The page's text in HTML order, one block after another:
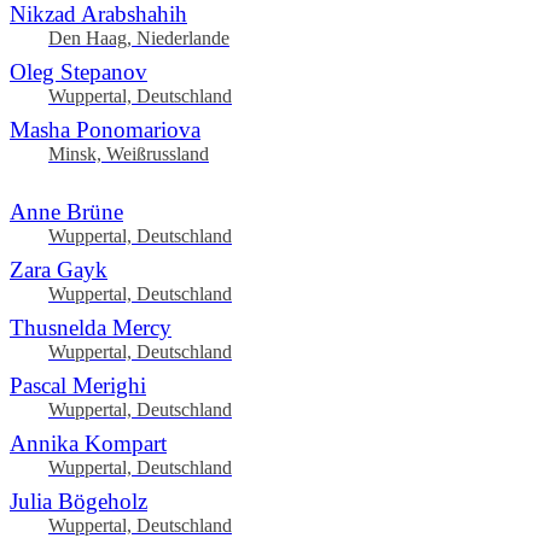
Nikzad Arabshahih
Den Haag, Niederlande
Oleg Stepanov
Wuppertal, Deutschland
Masha Ponomariova
Minsk, Weißrussland
Anne Brüne
Wuppertal, Deutschland
Zara Gayk
Wuppertal, Deutschland
Thusnelda Mercy
Wuppertal, Deutschland
Pascal Merighi
Wuppertal, Deutschland
Annika Kompart
Wuppertal, Deutschland
Julia Bögeholz
Wuppertal, Deutschland